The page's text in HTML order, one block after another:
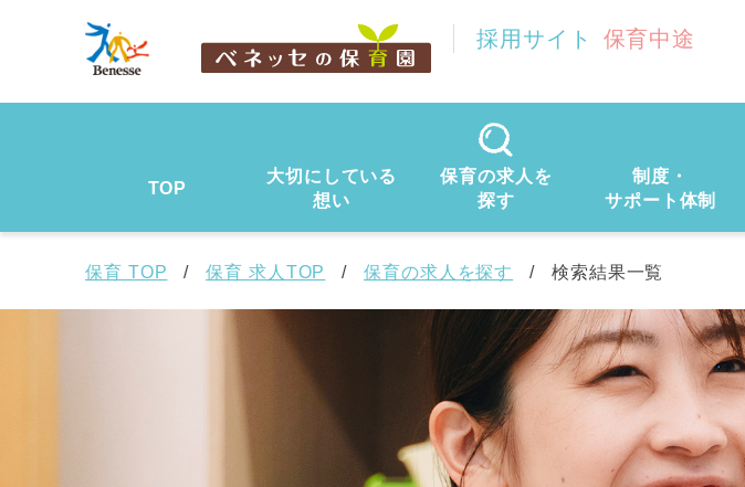
採用サイト 保育中途
TOP
大切にしている
想い
保育の求人を
探す
制度・
サポート体制
保育 TOP 保育 求人TOP 保育の求人を探す 検索結果一覧